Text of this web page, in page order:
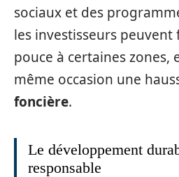
sociaux et des
les investisseurs
pouce à certaines zones,
même occasion une
foncière.
Le développement
responsable